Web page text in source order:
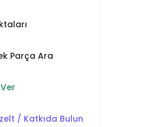
Parça Ara
/ Katkıda Bulun